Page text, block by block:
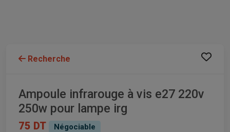
Recherche
Ampoule infrarouge à vis e27 220v
250w pour lampe irg
75 DT Négociable